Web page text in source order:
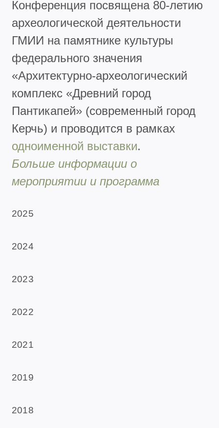
Конференция посвящена 80-летию
археологической деятельности
ГМИИ на памятнике культуры
федерального значения
«Архитектурно-археологический
комплекс «Древний город
Пантикапей» (современный город
Керчь) и проводится в рамках
одноименной выставки.
Больше информации о
мероприятии и программа
2025
2024
2023
2022
2021
2019
2018